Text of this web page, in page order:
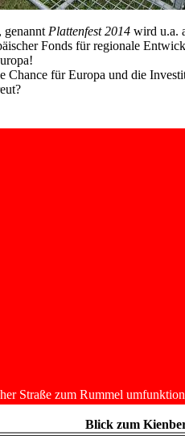
genannt Plattenfest 2014 wird u.a.
Fonds für regionale
Chance für Europa und die
Straße zum Rummel
Blick zum